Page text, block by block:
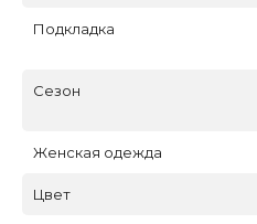
Подкладка
Сезон
Женская одежда
Цвет